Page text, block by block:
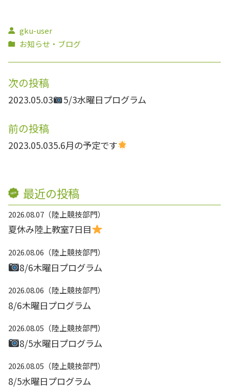
gku-user
お知らせ・ブログ
次の投稿
2023.05.03 5/3水曜日プログラム
前の投稿
2023.05.035.6月の予定です
最近の投稿
2026.08.07 陸上競技部門
夏休み陸上教室7日目
2026.08.06 陸上競技部門
8/6木曜日プログラム
2026.08.06 陸上競技部門
8/6木曜日プログラム
2026.08.05 陸上競技部門
8/5水曜日プログラム
2026.08.05 陸上競技部門
8/5水曜日プログラム